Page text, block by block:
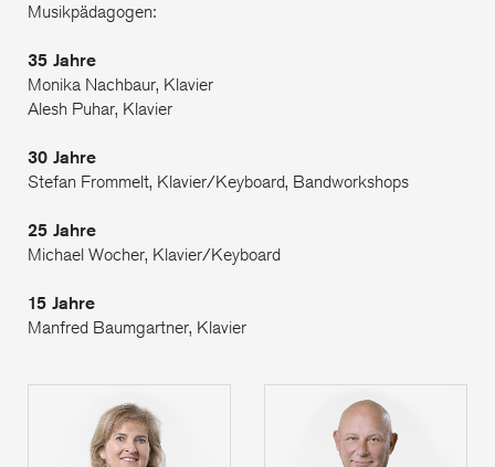
Musikpädagogen:
35 Jahre
Monika Nachbaur, Klavier
Alesh Puhar, Klavier
30 Jahre
Stefan Frommelt, Klavier/Keyboard, Bandworkshops
25 Jahre
Michael Wocher, Klavier/Keyboard
15 Jahre
Manfred Baumgartner, Klavier